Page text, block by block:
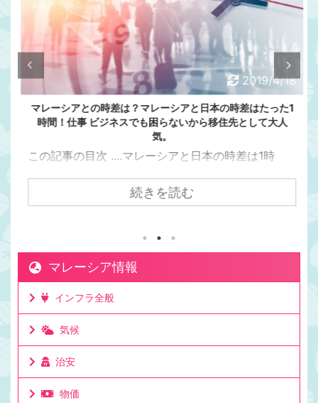
2019/4/18
マレーシアとの時差は？マレーシアと日本の時差はたった1
時間！仕事 ビジネスでも困らないから移住先として大人
気。
この記事の目次 ....マレーシアと日本の時差は1時
アラルンプールまで飛行機で7時間かかるけど時差は
1時間。マレーシアが移住先として人気の理由は時差
絡を取りやすい時差。移住して日本と仕事をしてい
る人もたくさんいる理由。ビジネスでリアルタイム
に連絡が取れるのは利点。ミーティングの時間も決
めやすいお昼休みの感覚も大体似た時間なのでわか
けど問題なし。時差としてはたった一時間 ...
続きを読む
マレーシア情報
インフラ全般
気候
治安
物価